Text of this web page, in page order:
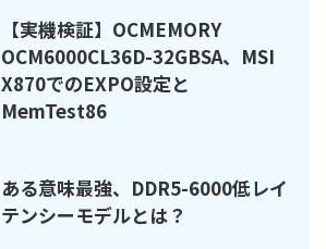
【実機検証】OCMEMORY
OCM6000CL36D-32GBSA、MSI
X870でのEXPO設定と
MemTest86
ある意味最強、DDR5-6000低レイ
テンシーモデルとは？